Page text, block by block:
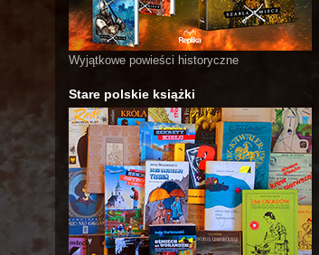
Wyjątkowe powieści historyczne
Stare polskie książki